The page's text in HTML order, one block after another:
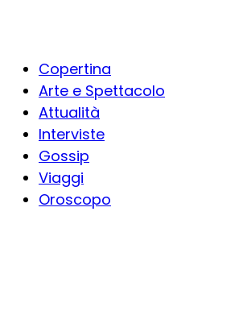
Copertina
Arte e Spettacolo
Attualità
Interviste
Gossip
Viaggi
Oroscopo